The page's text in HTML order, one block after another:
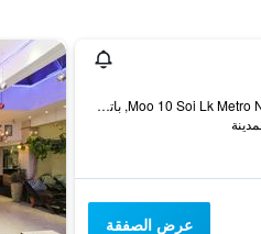
33/127-128 Moo 10 Soi Lk Metro Nongprue, باتايا, تايلاند
عرض الصفقة